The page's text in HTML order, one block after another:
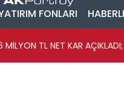
FONLARI
TL NET KAR AÇIKLADI;